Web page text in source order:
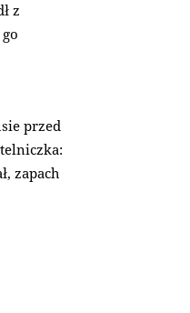
z
przed
zapach